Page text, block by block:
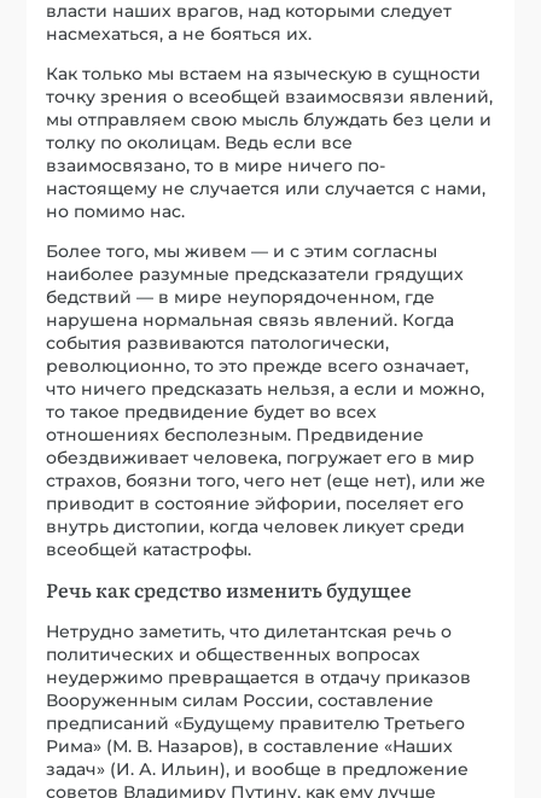
власти наших врагов, над которыми следует
насмехаться, а не бояться их.
Как только мы встаем на языческую в сущности
точку зрения о всеобщей взаимосвязи явлений,
мы отправляем свою мысль блуждать без цели и
толку по околицам. Ведь если все
взаимосвязано, то в мире ничего по-
настоящему не случается или случается с нами,
но помимо нас.
Более того, мы живем — и с этим согласны
наиболее разумные предсказатели грядущих
бедствий — в мире неупорядоченном, где
нарушена нормальная связь явлений. Когда
события развиваются патологически,
революционно, то это прежде всего означает,
что ничего предсказать нельзя, а если и можно,
то такое предвидение будет во всех
отношениях бесполезным. Предвидение
обездвиживает человека, погружает его в мир
страхов, боязни того, чего нет (еще нет), или же
приводит в состояние эйфории, поселяет его
внутрь дистопии, когда человек ликует среди
всеобщей катастрофы.
Речь как средство изменить будущее
Нетрудно заметить, что дилетантская речь о
политических и общественных вопросах
неудержимо превращается в отдачу приказов
Вооруженным силам России, составление
предписаний «Будущему правителю Третьего
Рима» (М. В. Назаров), в составление «Наших
задач» (И. А. Ильин), и вообще в предложение
советов Владимиру Путину, как ему лучше